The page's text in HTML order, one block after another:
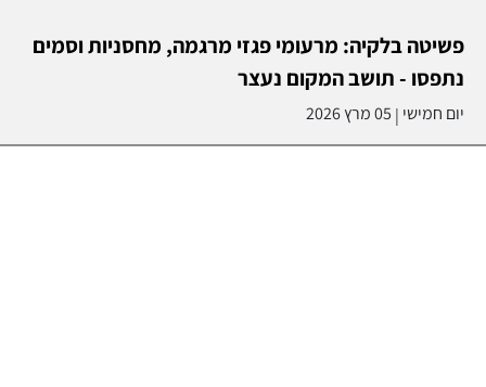
פשיטה בלקיה: מרעומי פגזי מרגמה, מחסניות וסמים
נתפסו - תושב המקום נעצר
יום חמישי | 05 מרץ 2026